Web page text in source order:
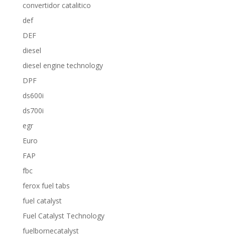
convertidor catalitico
def
DEF
diesel
diesel engine technology
DPF
ds600i
ds700i
egr
Euro
FAP
fbc
ferox fuel tabs
fuel catalyst
Fuel Catalyst Technology
fuelbornecatalyst